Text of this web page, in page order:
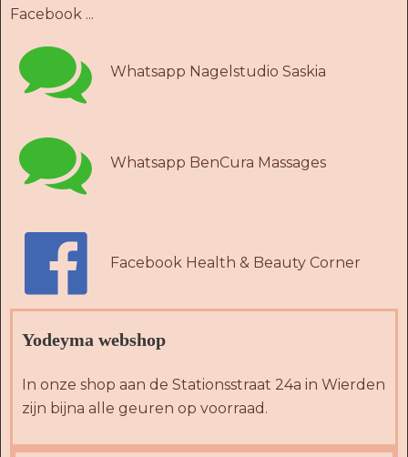
Facebook ...
 Whatsapp Nagelstudio Saskia
 Whatsapp BenCura Massages
 Facebook Health & Beauty Corner
Yodeyma webshop
In onze shop aan de Stationsstraat 24a in Wierden
zijn bijna alle geuren op voorraad.